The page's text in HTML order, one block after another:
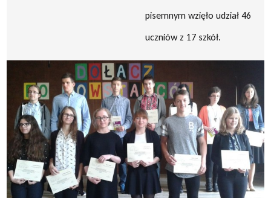
pisemnym wzięło udział 46
uczniów z 17 szkół.